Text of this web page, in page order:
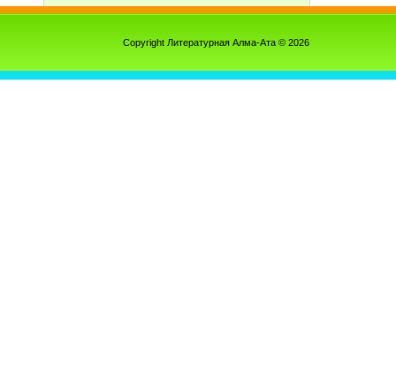
Copyright Литературная Алма-Ата © 2026